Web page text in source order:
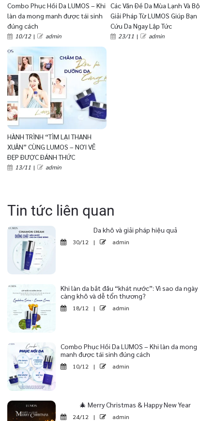
Combo Phục Hồi Da LUMOS – Khi
làn da mong manh được tái sinh
đúng cách
10/12 | admin
Các Vấn Đề Da Mùa Lạnh Và Bộ
Giải Pháp Từ LUMOS Giúp Bạn
Cứu Da Ngay Lập Tức
23/11 | admin
HÀNH TRÌNH “TÌM LẠI THANH
XUÂN” CÙNG LUMOS – NƠI VẺ
ĐẸP ĐƯỢC ĐÁNH THỨC
13/11 | admin
Tin tức liên quan
Da khô và giải pháp hiệu quả
30/12 | admin
Khi làn da bắt đầu “khát nước”: Vì sao da ngày
càng khô và dễ tổn thương?
18/12 | admin
Combo Phục Hồi Da LUMOS – Khi làn da mong
manh được tái sinh đúng cách
10/12 | admin
🎄 Merry Christmas & Happy New Year
24/12 | admin